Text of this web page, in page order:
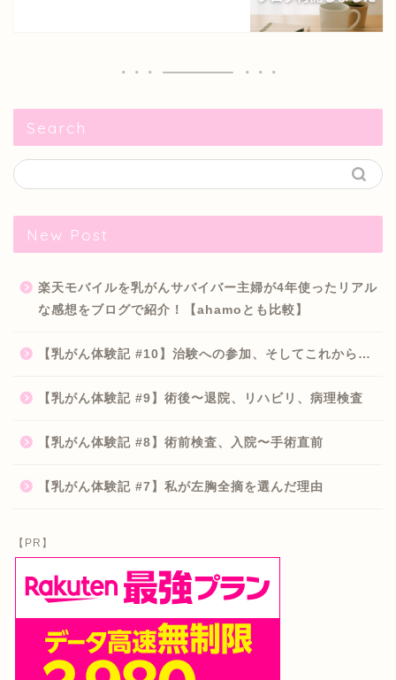
Search
New Post
楽天モバイルを乳がんサバイバー主婦が4年使ったリアル
な感想をブログで紹介！【ahamoとも比較】
【乳がん体験記 #10】治験への参加、そしてこれから…
【乳がん体験記 #9】術後〜退院、リハビリ、病理検査
【乳がん体験記 #8】術前検査、入院〜手術直前
【乳がん体験記 #7】私が左胸全摘を選んだ理由
【PR】